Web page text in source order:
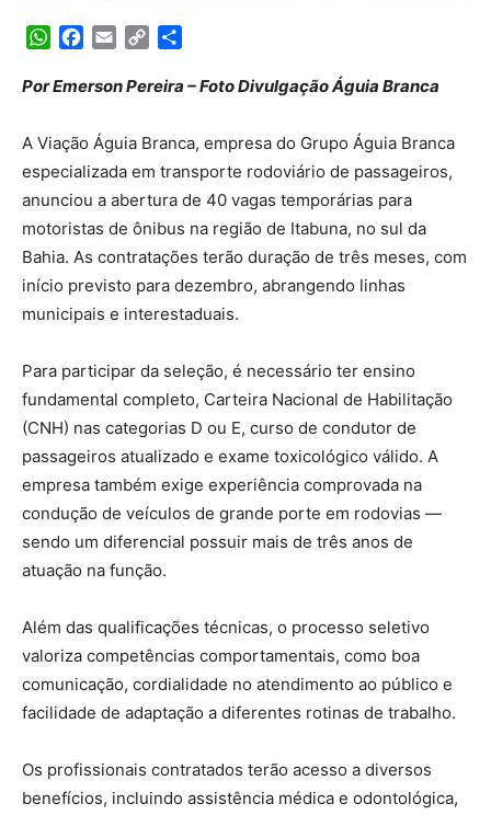
WhatsApp
Facebook
Email Copy
Por Emerson Pereira – Foto Divulgação Águia Branca
A Viação Águia Branca, empresa do Grupo Águia Branca
especializada em transporte rodoviário de passageiros,
anunciou a abertura de 40 vagas temporárias para
motoristas de ônibus na região de Itabuna, no sul da
Bahia. As contratações terão duração de três meses, com
início previsto para dezembro, abrangendo linhas
municipais e interestaduais.
Para participar da seleção, é necessário ter ensino
fundamental completo, Carteira Nacional de Habilitação
(CNH) nas categorias D ou E, curso de condutor de
passageiros atualizado e exame toxicológico válido. A
empresa também exige experiência comprovada na
condução de veículos de grande porte em rodovias —
sendo um diferencial possuir mais de três anos de
atuação na função.
Além das qualificações técnicas, o processo seletivo
valoriza competências comportamentais, como boa
comunicação, cordialidade no atendimento ao público e
facilidade de adaptação a diferentes rotinas de trabalho.
Os profissionais contratados terão acesso a diversos
benefícios, incluindo assistência médica e odontológica,